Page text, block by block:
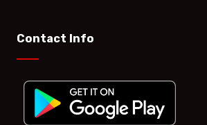
Contact Info